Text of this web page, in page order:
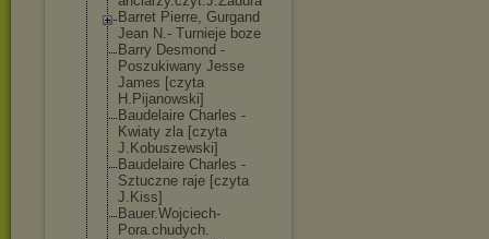
Barret Pierre, Gurgand
Jean N.- Turnieje boze
Barry Desmond -
Poszukiwany Jesse
James [czyta
H.Pijanowski]
Baudelaire Charles -
Kwiaty zla [czyta
J.Kobuszewski]
Baudelaire Charles -
Sztuczne raje [czyta
J.Kiss]
Bauer.Wojciech-
Pora.chudych.